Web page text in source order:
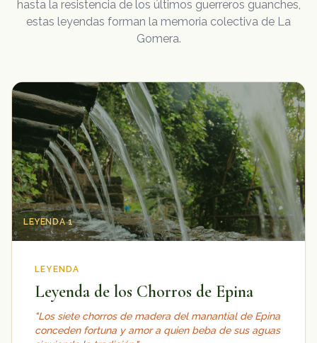
hasta la resistencia de los últimos guerreros guanches,
estas leyendas forman la memoria colectiva de La
Gomera.
LEYENDA 1
LEYENDA
Leyenda de los Chorros de Epina
"Los siete chorros de madera del manantial de Epina
conceden fortuna y amor a quien beba de sus aguas